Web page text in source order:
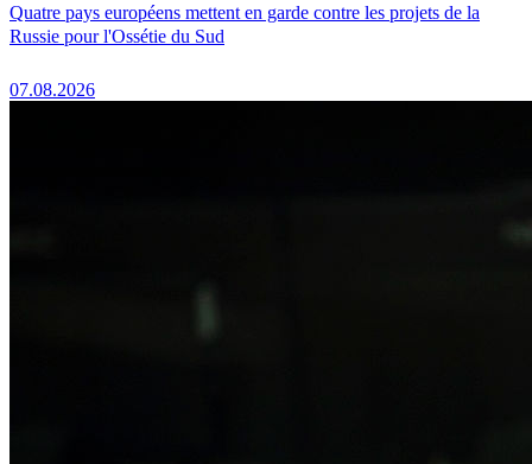
Quatre pays européens mettent en garde contre les projets de la
Russie pour l'Ossétie du Sud
07.08.2026